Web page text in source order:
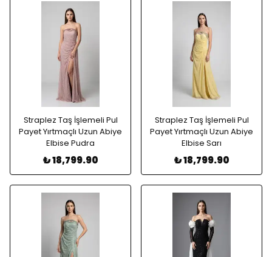
Straplez Taş İşlemeli Pul
Payet Yırtmaçlı Uzun Abiye
Elbise Pudra
₺ 18,799.90
Straplez Taş İşlemeli Pul
Payet Yırtmaçlı Uzun Abiye
Elbise Sarı
₺ 18,799.90